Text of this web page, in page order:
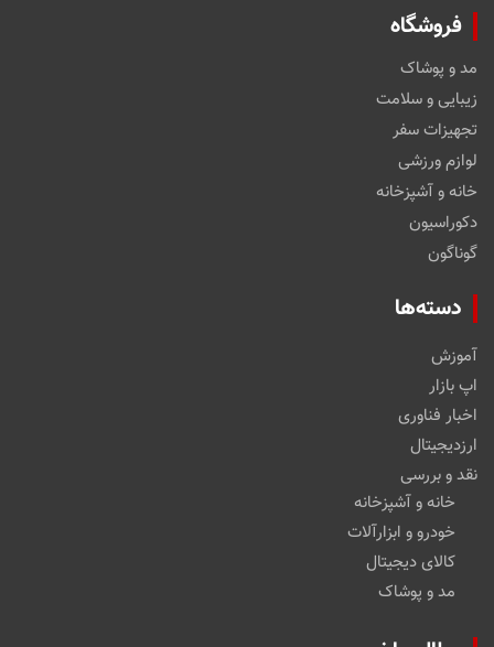
فروشگاه
مد و پوشاک
زیبایی و سلامت
تجهیزات سفر
لوازم ورزشی
خانه و آشپزخانه
دکوراسیون
گوناگون
دسته‌ها
آموزش
اپ بازار
اخبار فناوری
ارزدیجیتال
نقد و بررسی
خانه و آشپزخانه
خودرو و ابزارآلات
کالای دیجیتال
مد و پوشاک